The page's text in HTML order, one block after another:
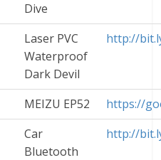
Dive
Laser PVC
Waterproof
Dark Devil
http://
MEIZU EP52
https://
Car
Bluetooth
http://